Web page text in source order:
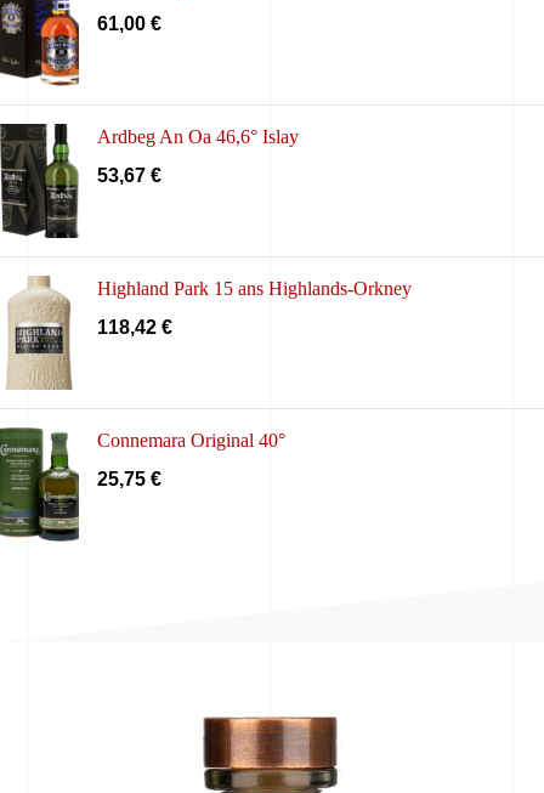
61,00 €
Ardbeg An Oa 46,6° Islay
53,67 €
Highland Park 15 ans Highlands-Orkney
118,42 €
Connemara Original 40°
25,75 €